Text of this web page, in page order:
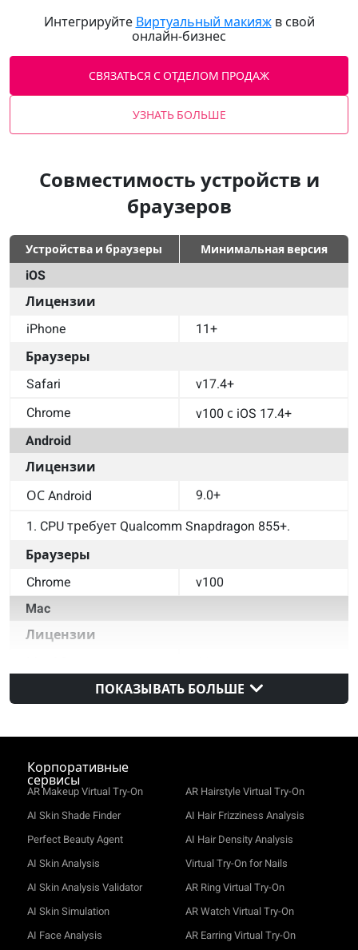
Интегрируйте Виртуальный макияжв свой
онлайн‑бизнес
СВЯЗАТЬСЯ С ОТДЕЛОМ ПРОДАЖ
УЗНАТЬ БОЛЬШЕ
Совместимость устройств и
браузеров
Устройства и браузеры Минимальная версия
iOS
Лицензии
iPhone
11+
Браузеры
Safari
v17.4+
Chrome
v100 с iOS 17.4+
Android
Лицензии
ОС Android
9.0+
1. CPU требует Qualcomm Snapdragon 855+.
Браузеры
Chrome
v100
Mac
Лицензии
ПОКАЗЫВАТЬ БОЛЬШЕ
Корпоративные
сервисы
AR Makeup Virtual Try-On
AI Skin Shade Finder
Perfect Beauty Agent
AI Skin Analysis
AI Skin Analysis Validator
AI Skin Simulation
AI Face Analysis
AR Hairstyle Virtual Try-On
AI Hair Frizziness Analysis
AI Hair Density Analysis
Virtual Try-On for Nails
AR Ring Virtual Try-On
AR Watch Virtual Try-On
AR Earring Virtual Try-On